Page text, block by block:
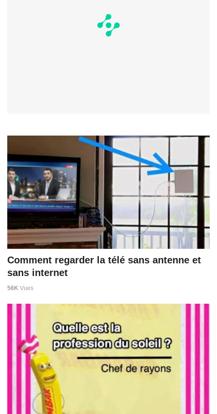
Comment regarder la télé sans antenne et
sans internet
56K Vues